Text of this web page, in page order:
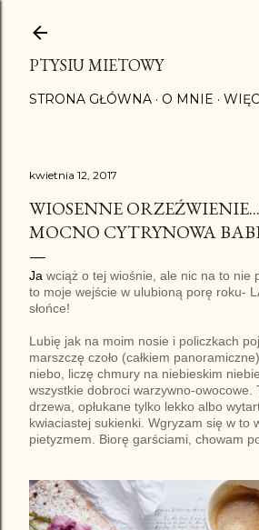
PTYSIU MIETOWY
STRONA GŁÓWNA O MNIE
kwietnia 12, 2017
WIOSENNE
MOCNO CYTRYNOWA
Ja wciąż o tej wiośnie, ale nic na to nie
to moje wejście w ulubioną porę roku-
słońce!
Lubię jak na moim nosie i policzkach
marszczę czoło (całkiem
niebo, liczę chmury na niebieskim
wszystkie dobroci warzywno-owocowe.
drzewa, opłukane tylko lekko albo
kwiaciastej sukienki. Wgryzam się w to
pietyzmem. Biorę garściami, chowam